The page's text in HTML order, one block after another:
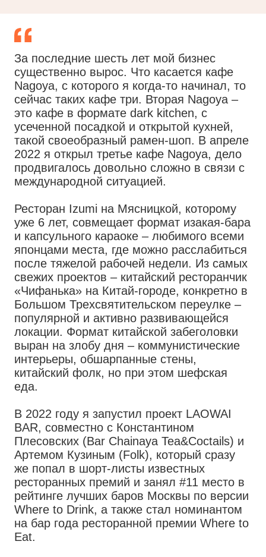
За последние шесть лет мой бизнес
существенно вырос. Что касается кафе
Nagoya, с которого я когда-то начинал, то
сейчас таких кафе три. Вторая Nagoya –
это кафе в формате dark kitchen, с
усеченной посадкой и открытой кухней,
такой своеобразный рамен-шоп. В апреле
2022 я открыл третье кафе Nagoya, дело
продвигалось довольно сложно в связи с
международной ситуацией.
Ресторан Izumi на Мясницкой, которому
уже 6 лет, совмещает формат изакая-бара
и капсульного караоке – любимого всеми
японцами места, где можно расслабиться
после тяжелой рабочей недели. Из самых
свежих проектов – китайский ресторанчик
«Чифанька» на Китай-городе, конкретно в
Большом Трехсвятительском переулке –
популярной и активно развивающейся
локации. Формат китайской забеголовки
выран на злобу дня – коммунистические
интерьеры, обшарпанные стены,
китайский фолк, но при этом шефская
еда.
В 2022 году я запустил проект LAOWAI
BAR, совместно с Константином
Плесовских (Bar Chainaya Tea&Coctails) и
Артемом Кузиным (Folk), который сразу
же попал в шорт-листы известных
ресторанных премий и занял #11 место в
рейтинге лучших баров Москвы по версии
Where to Drink, а также стал номинантом
на бар года ресторанной премии Where to
Eat.